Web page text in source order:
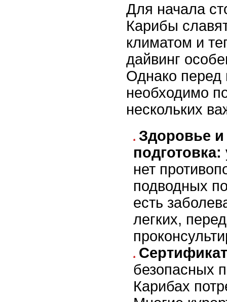
Для начала
Карибы
климатом и
дайвинг
Однако перед
необходимо
нескольких
Здоровье
подготовка:
нет
подводных
есть
легких,
безопасных
Карибах